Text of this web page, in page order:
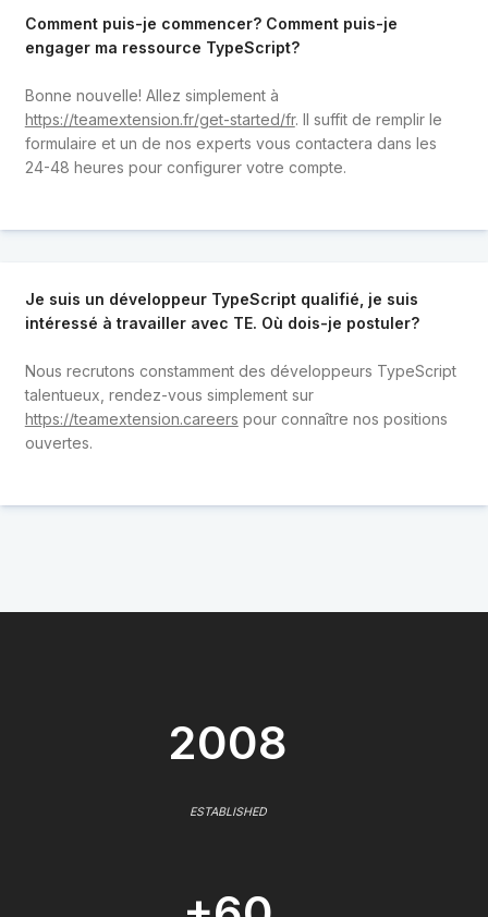
Comment puis-je commencer? Comment puis-je
engager ma ressource TypeScript?
Bonne nouvelle! Allez simplement à
https://teamextension.fr/get-started/fr. Il suffit de remplir le
formulaire et un de nos experts vous contactera dans les
24-48 heures pour configurer votre compte.
Je suis un développeur TypeScript qualifié, je suis
intéressé à travailler avec TE. Où dois-je postuler?
Nous recrutons constamment des développeurs TypeScript
talentueux, rendez-vous simplement sur
https://teamextension.careers pour connaître nos positions
ouvertes.
2008
ESTABLISHED